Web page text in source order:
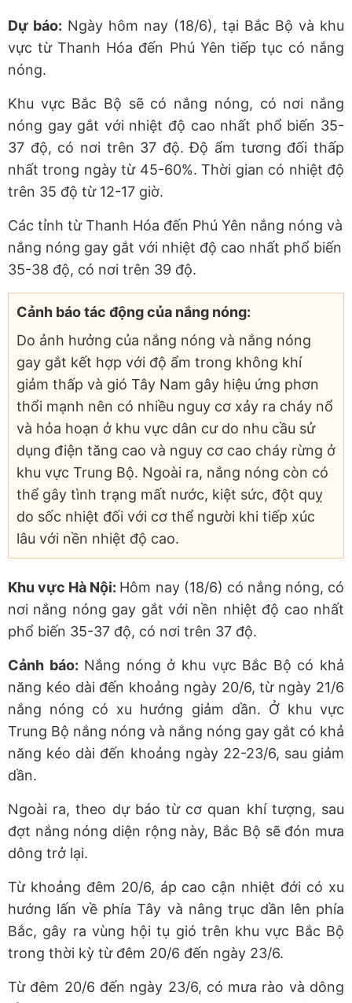
Dự báo: Ngày hôm nay (18/6), tại Bắc Bộ và khu
vực từ Thanh Hóa đến Phú Yên tiếp tục có nắng
nóng.
Khu vực Bắc Bộ sẽ có nắng nóng, có nơi nắng
nóng gay gắt với nhiệt độ cao nhất phổ biến 35-
37 độ, có nơi trên 37 độ. Độ ẩm tương đối thấp
nhất trong ngày từ 45-60%. Thời gian có nhiệt độ
trên 35 độ từ 12-17 giờ.
Các tỉnh từ Thanh Hóa đến Phú Yên nắng nóng và
nắng nóng gay gắt với nhiệt độ cao nhất phổ biến
35-38 độ, có nơi trên 39 độ.
Cảnh báo tác động của nắng nóng:
Do ảnh hưởng của nắng nóng và nắng nóng
gay gắt kết hợp với độ ẩm trong không khí
giảm thấp và gió Tây Nam gây hiệu ứng phơn
thổi mạnh nên có nhiều nguy cơ xảy ra cháy nổ
và hỏa hoạn ở khu vực dân cư do nhu cầu sử
dụng điện tăng cao và nguy cơ cao cháy rừng ở
khu vực Trung Bộ. Ngoài ra, nắng nóng còn có
thể gây tình trạng mất nước, kiệt sức, đột quỵ
do sốc nhiệt đối với cơ thể người khi tiếp xúc
lâu với nền nhiệt độ cao.
Khu vực Hà Nội: Hôm nay (18/6) có nắng nóng, có
nơi nắng nóng gay gắt với nền nhiệt độ cao nhất
phổ biến 35-37 độ, có nơi trên 37 độ.
Cảnh báo: Nắng nóng ở khu vực Bắc Bộ có khả
năng kéo dài đến khoảng ngày 20/6, từ ngày 21/6
nắng nóng có xu hướng giảm dần. Ở khu vực
Trung Bộ nắng nóng và nắng nóng gay gắt có khả
năng kéo dài đến khoảng ngày 22-23/6, sau giảm
dần.
Ngoài ra, theo dự báo từ cơ quan khí tượng, sau
đợt nắng nóng diện rộng này, Bắc Bộ sẽ đón mưa
dông trở lại.
Từ khoảng đêm 20/6, áp cao cận nhiệt đới có xu
hướng lấn về phía Tây và nâng trục dần lên phía
Bắc, gây ra vùng hội tụ gió trên khu vực Bắc Bộ
trong thời kỳ từ đêm 20/6 đến ngày 23/6.
Từ đêm 20/6 đến ngày 23/6, có mưa rào và dông